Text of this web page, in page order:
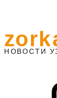
НО ВОСТИ У
zork